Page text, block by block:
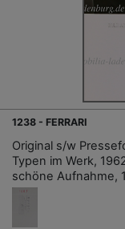
1238 - FERRARI
Original s/w
Typen im Werk,
schöne Aufnahme,